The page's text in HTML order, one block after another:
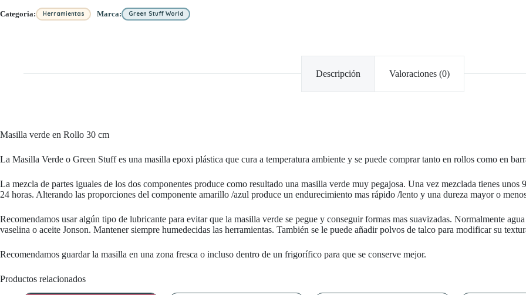
Categoria: Herramientas Marca: Green Stuff World
Descripción Valoraciones (0)
Masilla verde en Rollo 30 cm
La Masilla Verde o Green Stuff es una masilla epoxi plástica que cura a temperatura ambiente y se puede comprar tanto en rollos como en
La mezcla de partes iguales de los dos componentes produce como resultado una masilla verde muy pegajosa. Una vez mezclada tienes
24 horas. Alterando las proporciones del componente amarillo /azul produce un endurecimiento mas rápido /lento y una dureza mayor o
Recomendamos usar algún tipo de lubricante para evitar que la masilla verde se pegue y conseguir formas mas suavizadas. Normalmente
vaselina o aceite Jonson. Mantener siempre humedecidas las herramientas. También se le puede añadir polvos de talco para modificar su
Recomendamos guardar la masilla en una zona fresca o incluso dentro de un frigorífico para que se conserve mejor.
Productos relacionados